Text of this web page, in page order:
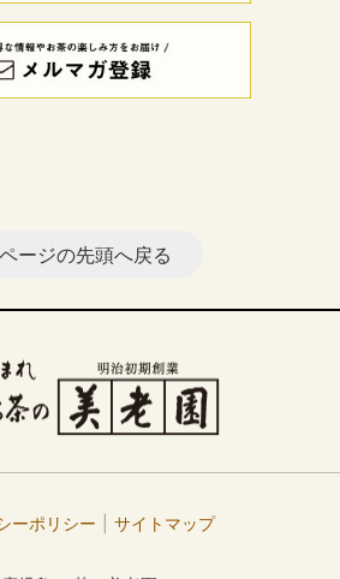
ページの先頭へ戻る
ーポリシー サイトマップ